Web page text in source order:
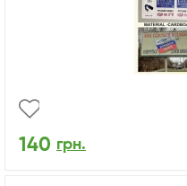
140 грн.